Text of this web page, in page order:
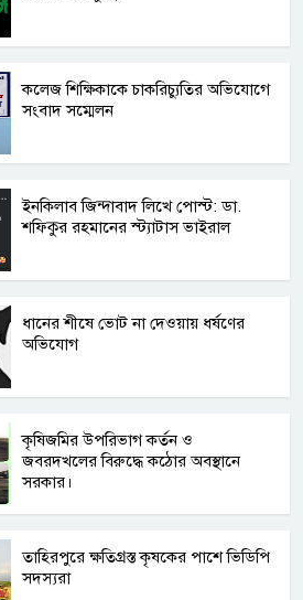
কলেজ শিক্ষিকাকে চাকরিচ্যুতির অভিযোগে
সংবাদ সম্মেলন
ইনকিলাব জিন্দাবাদ লিখে পোস্ট: ডা.
শফিকুর রহমানের স্ট্যাটাস ভাইরাল
ধানের শীষে ভোট না দেওয়ায় ধর্ষণের
অভিযোগ
কৃষিজমির উপরিভাগ কর্তন ও
জবরদখলের বিরুদ্ধে কঠোর অবস্থানে
সরকার।
তাহিরপুরে ক্ষতিগ্রস্ত কৃষকের পাশে ভিডিপি
সদস্যরা